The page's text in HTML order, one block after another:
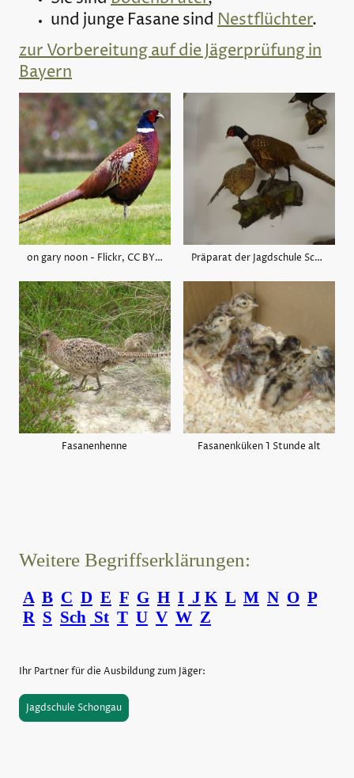
und junge Fasane sind Nestflüchter.
zur Vorbereitung auf die Jägerprüfung in
Bayern
on gary noon - Flickr, CC BY-SA 2.0, https://commons.wikimedia.org/w/index.php?curid=4077294 Präparat der Jagdschule Schongau
Fasanenhenne Fasanenküken 1 Stunde alt
Weitere Begriffserklärungen:
A B C D E F G H I J K L M N O P
R S Sch St T U V W Z
Ihr Partner für die Ausbildung zum Jäger:
Jagdschule Schongau